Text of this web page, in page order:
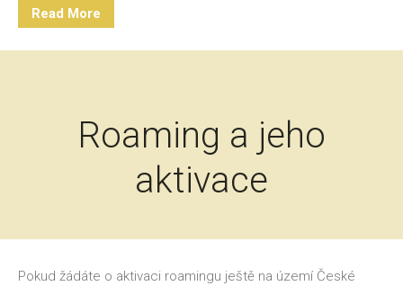
Read More
Roaming a jeho
aktivace
Pokud žádáte o aktivaci roamingu ještě na území České